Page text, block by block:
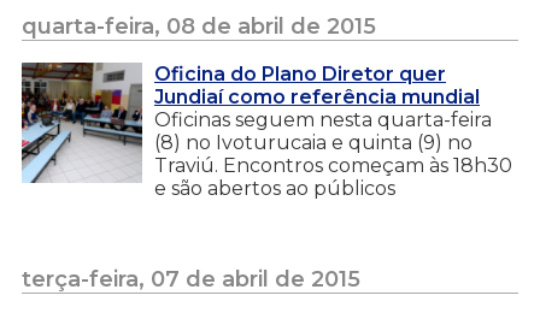
quarta-feira, 08 de abril de 2015
Oficina do Plano Diretor quer
Jundiaí como referência mundial
Oficinas seguem nesta quarta-feira
(8) no Ivoturucaia e quinta (9) no
Traviú. Encontros começam às 18h30
e são abertos ao públicos
terça-feira, 07 de abril de 2015